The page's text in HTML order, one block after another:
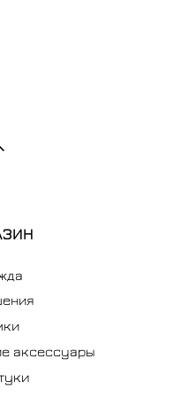
аксессуары